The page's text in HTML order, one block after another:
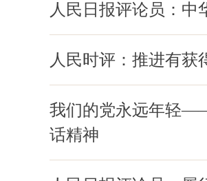
人民日报评论员：中
人民时评：推进有获
我们的党永远年轻
话精神